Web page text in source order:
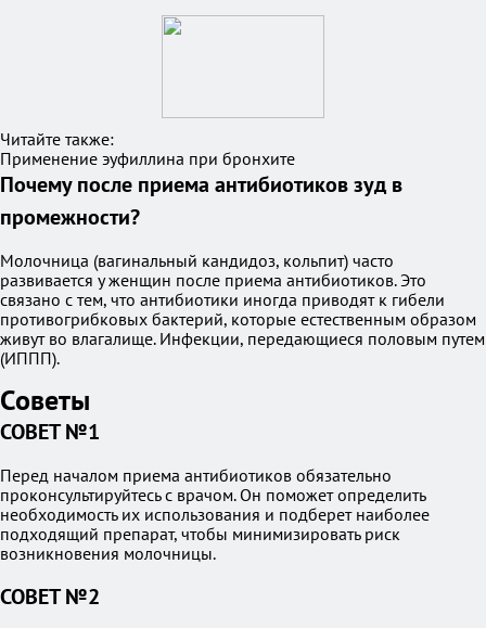
Читайте также:
Применение эуфиллина при бронхите
Почему после приема антибиотиков зуд в
промежности?
Молочница (вагинальный кандидоз, кольпит) часто
развивается у женщин после приема антибиотиков. Это
связано с тем, что антибиотики иногда приводят к гибели
противогрибковых бактерий, которые естественным образом
живут во влагалище. Инфекции, передающиеся половым путем
(ИППП).
Советы
СОВЕТ №1
Перед началом приема антибиотиков обязательно
проконсультируйтесь с врачом. Он поможет определить
необходимость их использования и подберет наиболее
подходящий препарат, чтобы минимизировать риск
возникновения молочницы.
СОВЕТ №2